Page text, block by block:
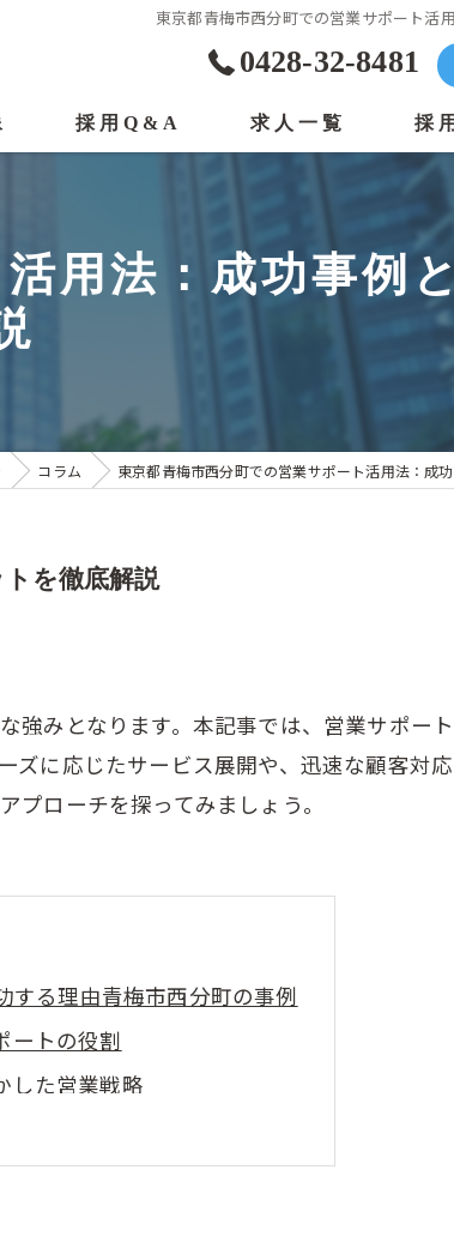
東京都青梅市西分町での営業サポート活
0428-32-8481
採用Q&A 求人一覧 採
用法：成功事例
コラム 東京都青梅市西分町での営業サポート活用法：成
を徹底解説
みとなります。本記事では、営業サポー
ズに応じたサービス展開や、迅速な顧客対
ローチを探ってみましょう。
する理由青梅市西分町の事例
ートの役割
した営業戦略
献
果